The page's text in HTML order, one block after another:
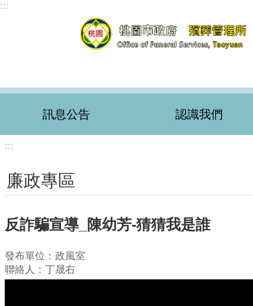
跳到主要內容區塊
:::
訊息公告 認識我們
:::
廉政專區
反詐騙宣導_陳幼芳-猜猜我是誰
發布單位：政風室
聯絡人：丁晟右